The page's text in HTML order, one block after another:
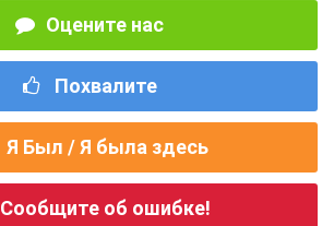
Оцените нас
Похвалите
Я Был / Я была здесь
Сообщите об ошибке!